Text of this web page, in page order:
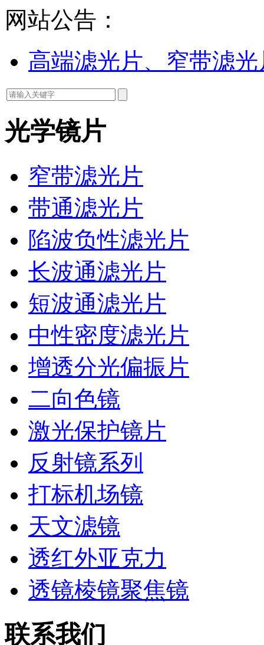
网站公告：
高端滤光片、窄带滤
光学镜片
窄带滤光片
带通滤光片
陷波负性滤光片
长波通滤光片
短波通滤光片
中性密度滤光片
增透分光偏振片
二向色镜
激光保护镜片
反射镜系列
打标机场镜
天文滤镜
透红外亚克力
透镜棱镜聚焦镜
联系我们